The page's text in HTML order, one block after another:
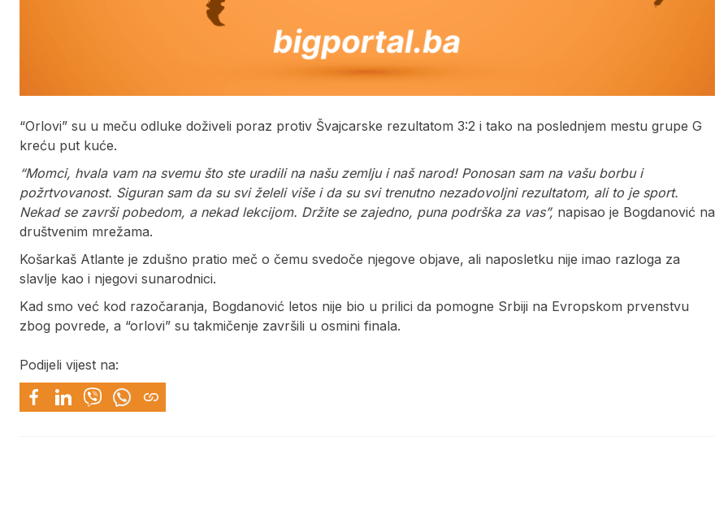
“Orlovi” su u meču odluke doživeli poraz protiv Švajcarske rezultatom 3:2 i tako na poslednjem mestu grupe G
kreću put kuće.
“Momci, hvala vam na svemu što ste uradili na našu zemlju i naš narod! Ponosan sam na vašu borbu i
požrtvovanost. Siguran sam da su svi želeli više i da su svi trenutno nezadovoljni rezultatom, ali to je sport.
Nekad se završi pobedom, a nekad lekcijom. Držite se zajedno, puna podrška za vas”, napisao je Bogdanović na
društvenim mrežama.
Košarkaš Atlante je zdušno pratio meč o čemu svedoče njegove objave, ali naposletku nije imao razloga za
slavlje kao i njegovi sunarodnici.
Kad smo već kod razočaranja, Bogdanović letos nije bio u prilici da pomogne Srbiji na Evropskom prvenstvu
zbog povrede, a “orlovi” su takmičenje završili u osmini finala.
Podijeli vijest na: